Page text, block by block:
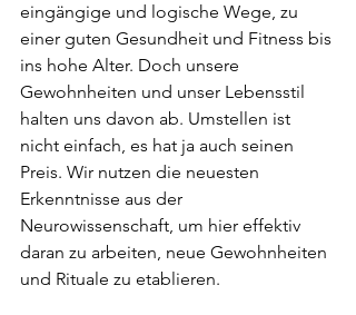
eingängige und logische Wege, zu
einer guten Gesundheit und Fitness bis
ins hohe Alter. Doch unsere
Gewohnheiten und unser Lebensstil
halten uns davon ab. Umstellen ist
nicht einfach, es hat ja auch seinen
Preis. Wir nutzen die neuesten
Erkenntnisse aus der
Neurowissenschaft, um hier effektiv
daran zu arbeiten, neue Gewohnheiten
und Rituale zu etablieren.